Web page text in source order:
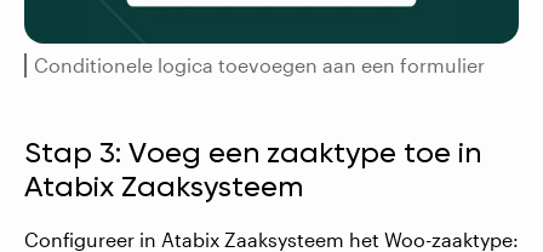
Conditionele logica toevoegen aan een formulier
Stap 3: Voeg een zaaktype toe in
Atabix Zaaksysteem
Configureer in Atabix Zaaksysteem het Woo-zaaktype: